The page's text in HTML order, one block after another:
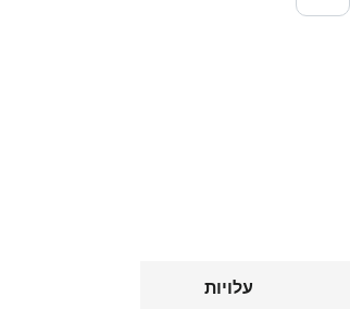
עלויות